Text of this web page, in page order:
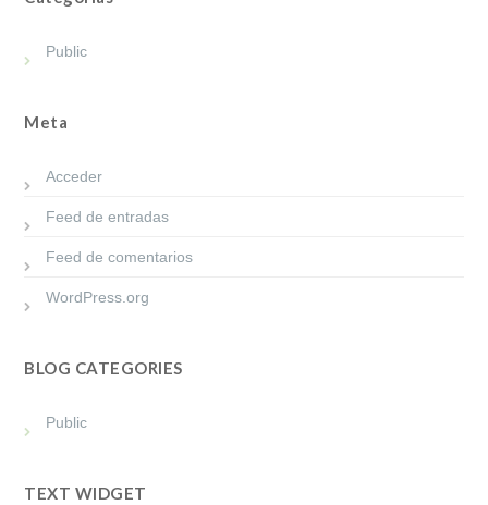
Public
Meta
Acceder
Feed de entradas
Feed de comentarios
WordPress.org
BLOG CATEGORIES
Public
TEXT WIDGET